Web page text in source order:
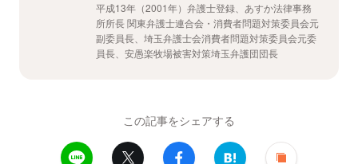
平成13年（2001年）弁護士登録、あすか法律事務
所所長 関東弁護士連合会・消費者問題対策委員会元
副委員長、埼玉弁護士会消費者問題対策委員会元委
員長、安愚楽牧場被害対策埼玉弁護団団長
この記事をシェアする